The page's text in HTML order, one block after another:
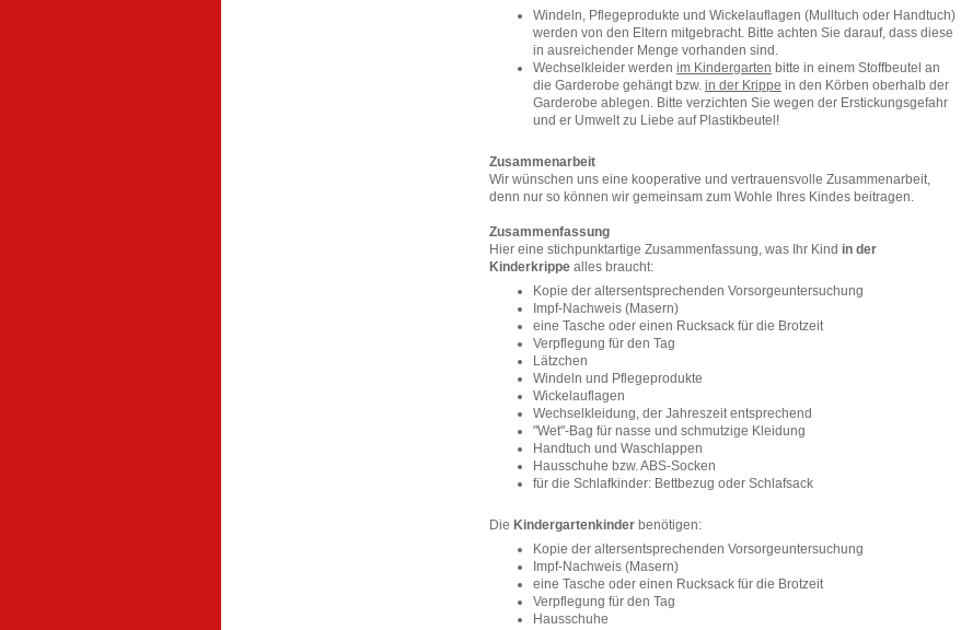
Windeln, Pflegeprodukte und Wickelauflagen (Mulltuch oder Handtuch)
werden von den Eltern mitgebracht. Bitte achten Sie darauf, dass diese
in ausreichender Menge vorhanden sind.
Wechselkleider werden im Kindergarten bitte in einem Stoffbeutel an
die Garderobe gehängt bzw. in der Krippe in den Körben oberhalb der
Garderobe ablegen. Bitte verzichten Sie wegen der Erstickungsgefahr
und er Umwelt zu Liebe auf Plastikbeutel!
Zusammenarbeit
Wir wünschen uns eine kooperative und vertrauensvolle Zusammenarbeit,
denn nur so können wir gemeinsam zum Wohle Ihres Kindes beitragen.
Zusammenfassung
Hier eine stichpunktartige Zusammenfassung, was Ihr Kind in der
Kinderkrippe alles braucht:
Kopie der altersentsprechenden Vorsorgeuntersuchung
Impf-Nachweis (Masern)
eine Tasche oder einen Rucksack für die Brotzeit
Verpflegung für den Tag
Lätzchen
Windeln und Pflegeprodukte
Wickelauflagen
Wechselkleidung, der Jahreszeit entsprechend
"Wet"-Bag für nasse und schmutzige Kleidung
Handtuch und Waschlappen
Hausschuhe bzw. ABS-Socken
für die Schlafkinder: Bettbezug oder Schlafsack
Die Kindergartenkinder benötigen:
Kopie der altersentsprechenden Vorsorgeuntersuchung
Impf-Nachweis (Masern)
eine Tasche oder einen Rucksack für die Brotzeit
Verpflegung für den Tag
Hausschuhe